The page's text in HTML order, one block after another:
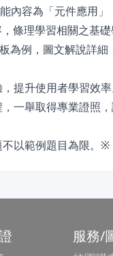
內容為「元件應用
條理學習相關之基
例，圖文解說詳細
提升使用者學習效率
舉取得專業證照，
以範例題目為限。※
服務/